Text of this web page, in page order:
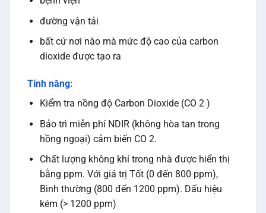
đường vận tải
bất cứ nơi nào mà mức độ cao của carbon
dioxide được tạo ra
Tính năng:
Kiểm tra nồng độ Carbon Dioxide (CO 2 )
Bảo trì miễn phí NDIR (không hòa tan trong
hồng ngoại) cảm biến CO 2.
Chất lượng không khí trong nhà được hiển thị
bằng ppm. Với giá trị Tốt (0 đến 800 ppm),
Bình thường (800 đến 1200 ppm). Dấu hiệu
kém (> 1200 ppm)